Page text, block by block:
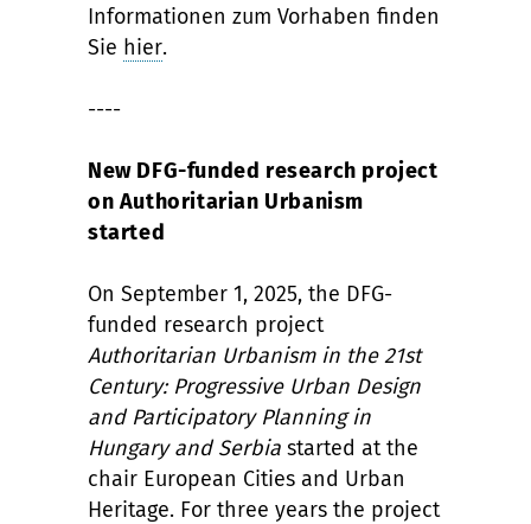
Informationen zum Vorhaben finden
Sie hier.
----
New DFG-funded research project
on Authoritarian Urbanism
started
On September 1, 2025, the DFG-
funded research project
Authoritarian Urbanism in the 21st
Century: Progressive Urban Design
and Participatory Planning in
Hungary and Serbia started at the
chair European Cities and Urban
Heritage. For three years the project